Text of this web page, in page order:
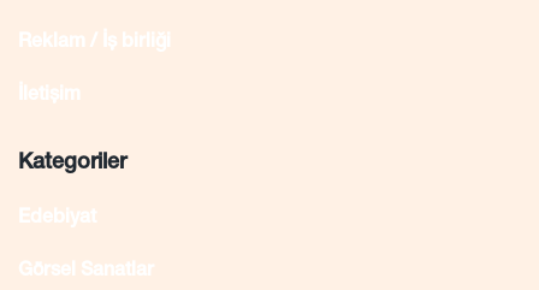
Reklam / İş birliği
İletişim
Kategoriler
Edebiyat
Görsel Sanatlar